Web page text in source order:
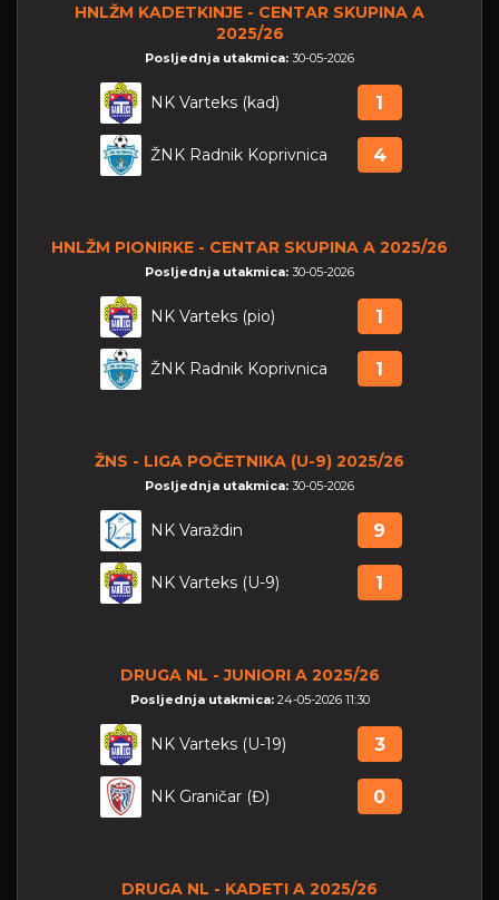
HNLŽM KADETKINJE - CENTAR SKUPINA A
2025/26
Posljednja utakmica: 30-05-2026
NK Varteks (kad) 1
ŽNK Radnik Koprivnica 4
HNLŽM PIONIRKE - CENTAR SKUPINA A 2025/26
Posljednja utakmica: 30-05-2026
NK Varteks (pio) 1
ŽNK Radnik Koprivnica 1
ŽNS - LIGA POČETNIKA (U-9) 2025/26
Posljednja utakmica: 30-05-2026
NK Varaždin 9
NK Varteks (U-9) 1
DRUGA NL - JUNIORI A 2025/26
Posljednja utakmica: 24-05-2026 11:30
NK Varteks (U-19) 3
NK Graničar (Đ) 0
DRUGA NL - KADETI A 2025/26